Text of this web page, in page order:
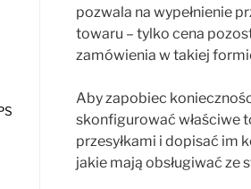
pozwala na wypełnienie
towaru – tylko cena
zamówienia w takiej
Aby zapobiec
skonfigurować właściwe
przesyłkami i dopisać im
jakie mają obsługiwać ze